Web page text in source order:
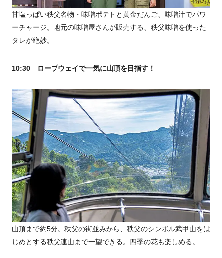
甘塩っぱい秩父名物・味噌ポテトと黄金だんご、味噌汁でパワ
ーチャージ。地元の味噌屋さんが販売する、秩父味噌を使った
タレが絶妙。
10:30 ロープウェイで一気に山頂を目指す！
山頂まで約5分。秩父の街並みから、秩父のシンボル武甲山をは
じめとする秩父連山まで一望できる。四季の花も楽しめる。